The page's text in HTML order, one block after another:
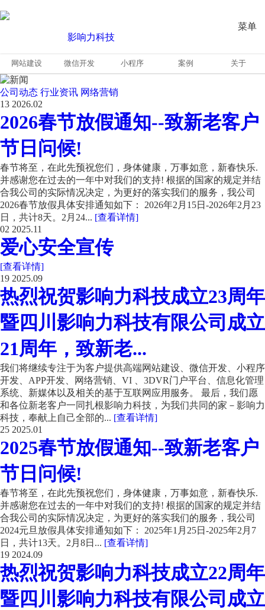
菜单
网站建设 微信开发 小程序 案例 关于
公司动态 行业资讯 网络营销
13 2026.02
2026春节放假通知--致新老客户
节日问候!
春节将至，在此先预祝您们，身体健康，万事如意，新春快乐.
并感谢您在过去的一年中对我们的支持! 根据的国家的规定并结
合我公司的实际情况决定，为更好的落实我们的服务，我公司
2026春节放假具体安排通知如下： 2026年2月15日-2026年2月23
日，共计8天。2月24... [查看详情]
02 2025.11
爱心安全宣传
[查看详情]
19 2025.09
热烈祝贺影响力科技成立23周年
暨四川影响力科技有限公司成立
21周年，致新老...
我们将继续专注于为客户提供高端网站建设、微信开发、小程序
开发、APP开发、网络营销、VI 、3DVR门户平台、信息化管理
系统、新媒体以及相关的基于互联网应用服务。 最后，我们愿
和各位新老客户一同扎根影响力科技，为我们共同的家－影响力
科技，奉献上自己全部的... [查看详情]
25 2025.01
2025春节放假通知--致新老客户
节日问候!
春节将至，在此先预祝您们，身体健康，万事如意，新春快乐.
并感谢您在过去的一年中对我们的支持! 根据的国家的规定并结
合我公司的实际情况决定，为更好的落实我们的服务，我公司
2024元旦放假具体安排通知如下： 2025年1月25日-2025年2月7
日，共计13天。2月8日... [查看详情]
19 2024.09
热烈祝贺影响力科技成立22周年
暨四川影响力科技有限公司成立